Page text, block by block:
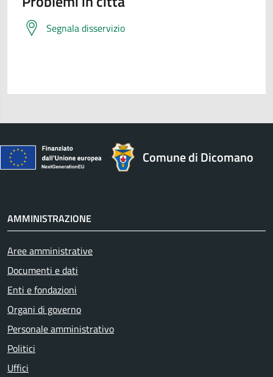
Segnala disservizio
Comune di Dicomano
AMMINISTRAZIONE
Aree amministrative
Documenti e dati
Enti e fondazioni
Organi di governo
Personale amministrativo
Politici
Uffici